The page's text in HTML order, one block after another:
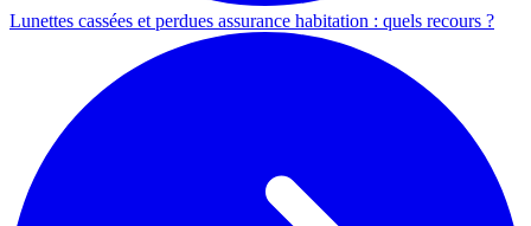
Lunettes cassées et perdues assurance habitation : quels recours ?